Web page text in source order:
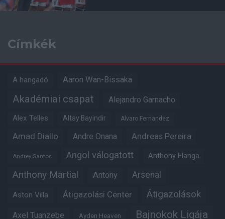
Címkék
A hangadó Aaron Wan-Bissaka
Akadémiai csapat Alejandro Garnacho
Alex Telles Altay Bayindir Alvaro Fernandez
Amad Diallo Andre Onana Andreas Pereira
Andrey Santos Angol válogatott Anthony Elanga
Anthony Martial Antony Arsenal
Aston Villa Átigazolási Center Átigazolások
Axel Tuanzebe Ayden Heaven Bajnokok Ligája